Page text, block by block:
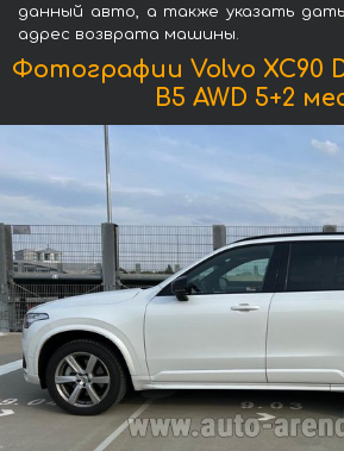
данный авто, а также указать
адрес возврата машины.
Фотографии Volvo XC90
B5 AWD 5+2